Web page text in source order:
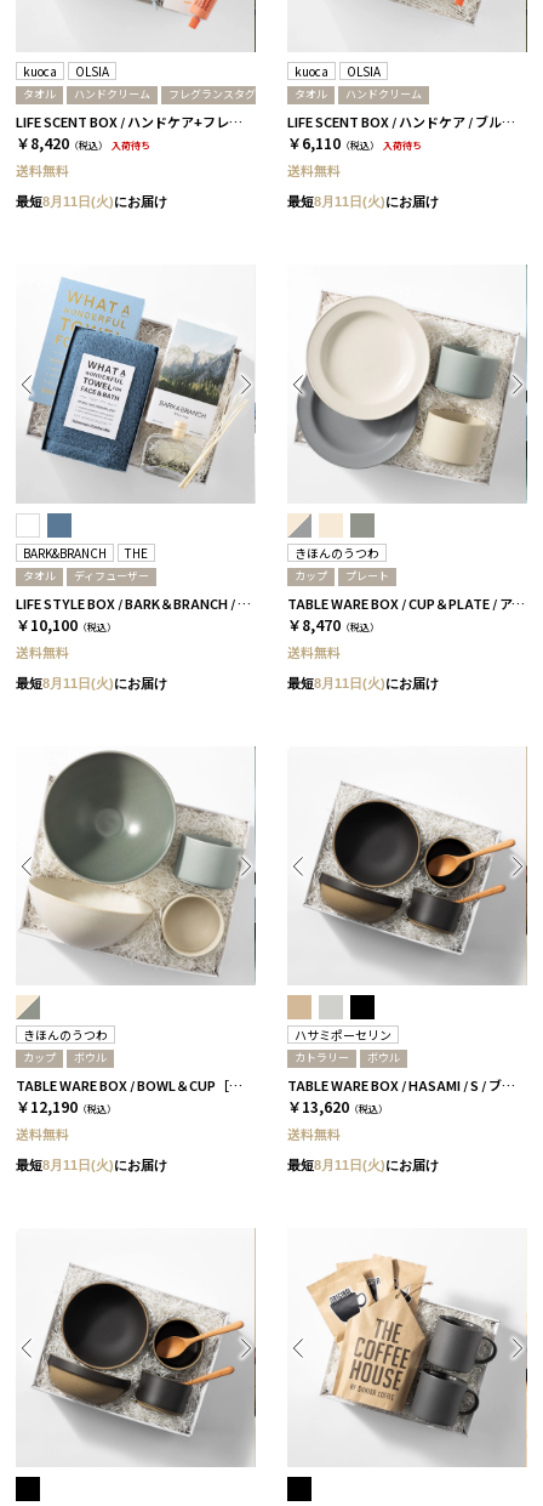
kuoca OLSIA
タオル ハンドクリーム フレグランスタグ
LIFE SCENT BOX / ハンドケア+フレグランス / ブルー＆ピンク
￥8,420 （税込） 入荷待ち
送料無料
最短8月11日(火)にお届け
kuoca OLSIA
タオル ハンドクリーム
LIFE SCENT BOX / ハンドケア / ブルー＆ピンク
￥6,110 （税込） 入荷待ち
送料無料
最短8月11日(火)にお届け
BARK&BRANCH THE
タオル ディフューザー
LIFE STYLE BOX / BARK＆BRANCH / ブルー
￥10,100 （税込）
送料無料
最短8月11日(火)にお届け
きほんのうつわ
カップ プレート
TABLE WARE BOX / CUP＆PLATE / アイボリー＆グレー［きほんのうつわ］
￥8,470 （税込）
送料無料
最短8月11日(火)にお届け
きほんのうつわ
カップ ボウル
TABLE WARE BOX / BOWL＆CUP［きほんのうつわ］
￥12,190 （税込）
送料無料
最短8月11日(火)にお届け
ハサミポーセリン
カトラリー ボウル
TABLE WARE BOX / HASAMI / S / ブラック［ハサミポーセリン］
￥13,620 （税込）
送料無料
最短8月11日(火)にお届け